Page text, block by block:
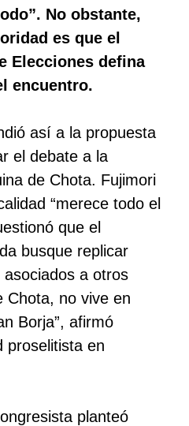
No obstante,
es que el
Elecciones defina
encuentro.
así a la propuesta
el debate a la
de Chota. Fujimori
“merece todo el
que el
busque replicar
a otros
Chota, no vive en
Borja”, afirmó
proselitista en
planteó